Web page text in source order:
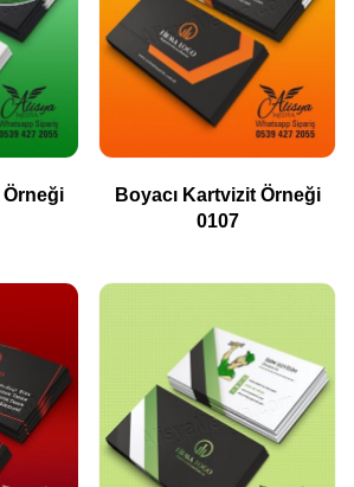
Örneği
Boyacı Kartvizit Örneği
0107